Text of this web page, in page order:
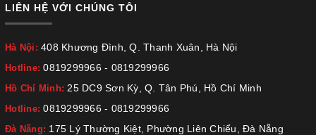
LIÊN HỆ VỚI CHÚNG TÔI
Hà Nội: 408 Khương Đình, Q. Thanh Xuân, Hà Nội
Hotline:0819299966 - 0819299966
Hồ Chí Minh:25 DC9 Sơn Kỳ, Q. Tân Phú, Hồ Chí Minh
Hotline:0819299966 - 0819299966
Đà Nẵng: 175 Lý Thường Kiệt, Phường Liên Chiểu, Đà Nẵng